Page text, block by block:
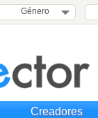
Género
Creadores